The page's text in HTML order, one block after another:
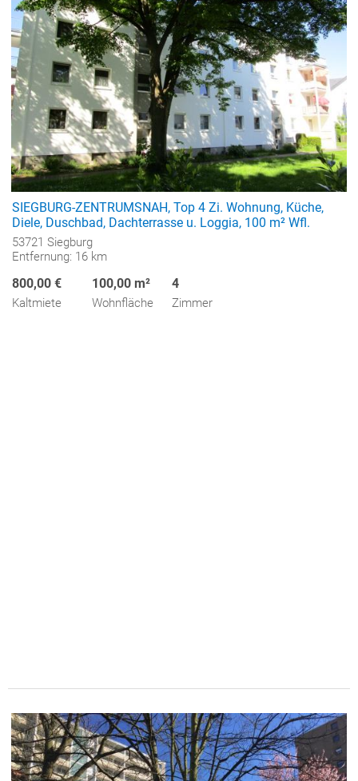
SIEGBURG-ZENTRUMSNAH, Top 4 Zi. Wohnung, Küche,
Diele, Duschbad, Dachterrasse u. Loggia, 100 m² Wfl.
53721 Siegburg
Entfernung: 16 km
800,00 €
Kaltmiete
100,00 m²
Wohnfläche
4
Zimmer